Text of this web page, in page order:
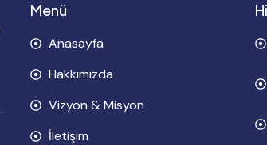
Menü
Anasayfa
Hakkımızda
Vizyon & Misyon
İletişim